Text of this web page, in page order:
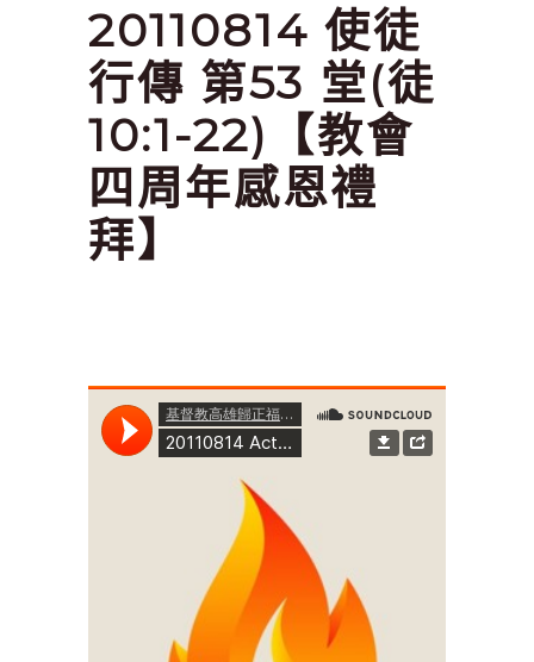
20110814 使徒
行傳 第53 堂(徒
10:1-22)【教會
四周年感恩禮
拜】